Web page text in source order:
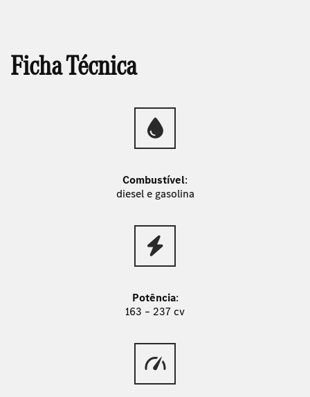
Ficha Técnica
Combustível:
diesel e gasolina
Potência:
163 – 237 cv